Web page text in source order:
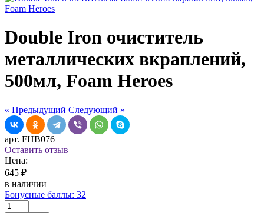
Double Iron очиститель
металлических вкраплений,
500мл, Foam Heroes
« Предыдущий Следующий »
арт. FHB076
Оставить отзыв
Цена:
645 ₽
в наличии
Бонусные баллы: 32